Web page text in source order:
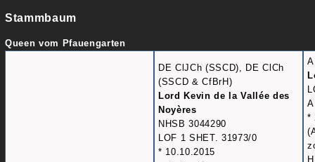
Stammbaum
Queen vom Pfauengarten
DE ClJCh (SSCD), DE ClCh
(SSCD & CfBrH)
Lord Kevin de la Vallée des
Noyères
NHSB 3044290
LOF 1 SHET. 31973/0
* 10.10.2015
*